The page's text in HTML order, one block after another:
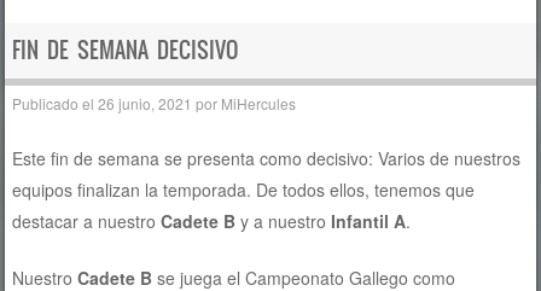
FIN DE SEMANA DECISIVO
Publicado el26 junio, 2021 por MiHercules
Este fin de semana se presenta como decisivo: Varios de nuestros
equipos finalizan la temporada. De todos ellos, tenemos que
destacar a nuestroCadete B y a nuestro Infantil A.
Nuestro Cadete B se juega el Campeonato Gallego como